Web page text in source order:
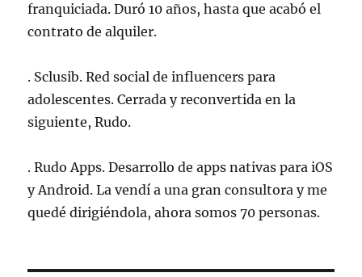
franquiciada. Duró 10 años, hasta que acabó el
contrato de alquiler.
. Sclusib. Red social de influencers para
adolescentes. Cerrada y reconvertida en la
siguiente, Rudo.
. Rudo Apps. Desarrollo de apps nativas para iOS
y Android. La vendí a una gran consultora y me
quedé dirigiéndola, ahora somos 70 personas.